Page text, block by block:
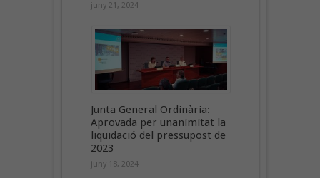
juny 21, 2024
Junta General Ordinària:
Aprovada per unanimitat la
liquidació del pressupost de
2023
juny 18, 2024